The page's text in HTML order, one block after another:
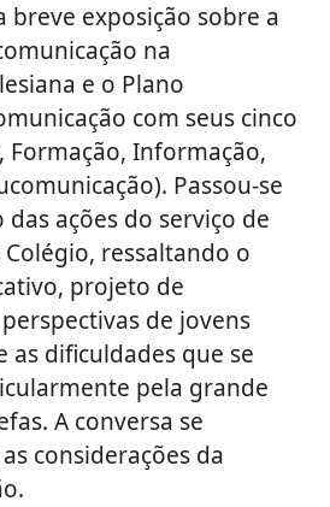
breve exposição sobre a
na
e o Plano
com seus cinco
Formação, Informação,
Passou-se
das ações do serviço de
ressaltando o
projeto de
de jovens
as dificuldades que se
pela grande
A conversa se
considerações da